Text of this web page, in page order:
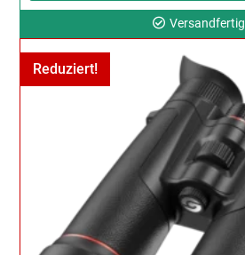
Versandfertig
Reduziert!